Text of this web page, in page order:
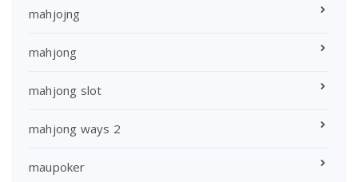
mahjojng
mahjong
mahjong slot
mahjong ways 2
maupoker